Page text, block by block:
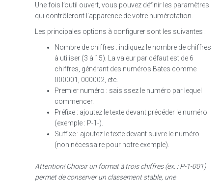
Une fois l’outil ouvert, vous pouvez définir les paramètres
qui contrôleront l’apparence de votre numérotation.
Les principales options à configurer sont les suivantes :
Nombre de chiffres : indiquez le nombre de chiffres
à utiliser (3 à 15). La valeur par défaut est de 6
chiffres, générant des numéros Bates comme
000001, 000002, etc.
Premier numéro : saisissez le numéro par lequel
commencer.
Préfixe : ajoutez le texte devant précéder le numéro
(exemple : P-1-).
Suffixe : ajoutez le texte devant suivre le numéro
(non nécessaire pour notre exemple).
Attention! Choisir un format à trois chiffres (ex. : P‑1‑001)
permet de conserver un classement stable, une